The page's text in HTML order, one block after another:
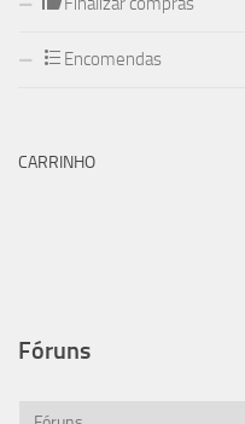
Encomendas
CARRINHO
Fóruns